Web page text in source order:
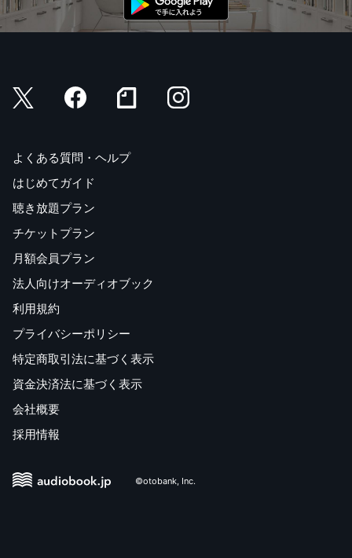
よくある質問・ヘルプ
はじめてガイド
聴き放題プラン
チケットプラン
月額会員プラン
法人向けオーディオブック
利用規約
プライバシーポリシー
特定商取引法に基づく表示
資金決済法に基づく表示
会社概要
採用情報
©otobank, Inc.